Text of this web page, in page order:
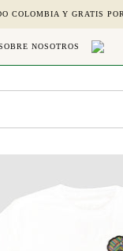
COLOMBIA Y GRATIS
NOSOTROS